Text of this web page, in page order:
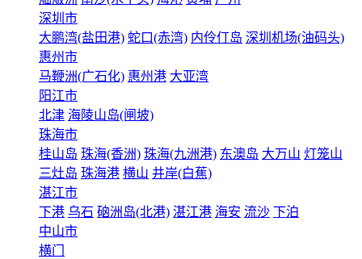
深圳市
大鹏湾(盐田港) 蛇口(赤湾) 内伶仃岛 深圳机场(油码头)
惠州市
马鞭洲(广石化) 惠州港 大亚湾
阳江市
北津 海陵山岛(闸坡)
珠海市
桂山岛 珠海(香洲) 珠海(九洲港) 东澳岛 大万山 灯笼山
三灶岛 珠海港 横山 井岸(白蕉)
湛江市
下港 乌石 硇洲岛(北港) 湛江港 海安 流沙 下泊
中山市
横门